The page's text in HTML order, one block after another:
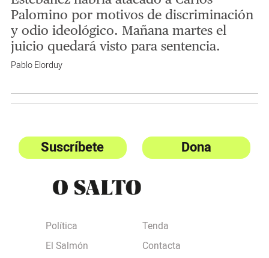
Palomino por motivos de discriminación
y odio ideológico. Mañana martes el
juicio quedará visto para sentencia.
Pablo Elorduy
Suscríbete Dona
Política
El Salmón
Tenda
Contacta